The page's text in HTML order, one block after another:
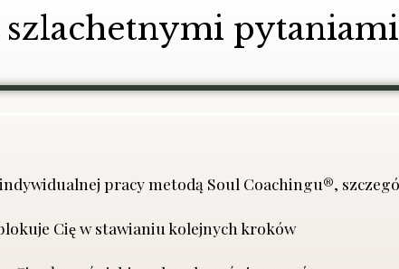
szlachetnymi pytaniami
pracy metodą Soul Coachingu®,
Cię w stawianiu kolejnych kroków